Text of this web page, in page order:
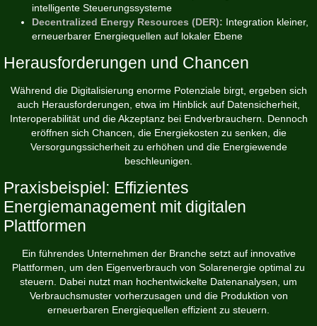
intelligente Steuerungssysteme
Decentralized Energy Resources (DER): Integration kleiner,
erneuerbarer Energiequellen auf lokaler Ebene
Herausforderungen und Chancen
Während die Digitalisierung enorme Potenziale birgt, ergeben sich
auch Herausforderungen, etwa im Hinblick auf Datensicherheit
Interoperabilitätund die Akzeptanz bei Endverbrauchern. Dennoch
eröffnen sich Chancen, die Energiekosten zu senken, die
Versorgungssicherheit zu erhöhen und die Energiewende
beschleunigen.
Praxisbeispiel: Effizientes
Energiemanagement mit digitalen
Plattformen
Ein führendes Unternehmen der Branche setzt auf innovative
Plattformen, um den Eigenverbrauch von Solarenergie optimal zu
steuern. Dabei nutzt man hochentwickelte Datenanalysen, um
Verbrauchsmuster vorherzusagen und die Produktion von
erneuerbaren Energiequellen effizient zu steuern.